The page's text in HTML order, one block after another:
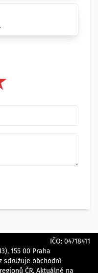
IČO: 04718411
155 00 Praha
sdružuje obchodní
ČR. Aktuálně na